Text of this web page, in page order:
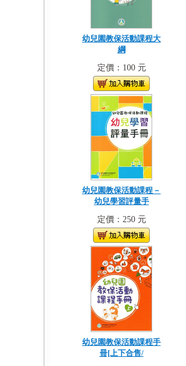
幼兒園教保活動課程大
綱
定價：100 元
幼兒園教保活動課程－
幼兒學習評量手
定價：250 元
幼兒園教保活動課程手
冊[上下合售/